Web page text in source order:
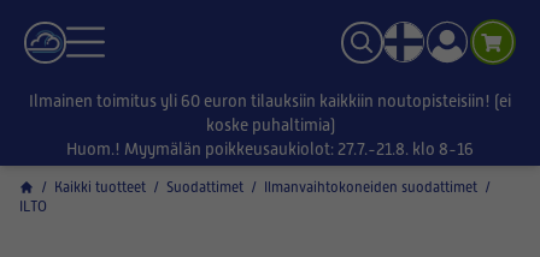
Ilmainen toimitus yli 60 euron tilauksiin kaikkiin noutopisteisiin! (ei
koske puhaltimia)
Huom.! Myymälän poikkeusaukiolot: 27.7.-21.8. klo 8-16
/ Kaikki tuotteet / Suodattimet / Ilmanvaihtokoneiden suodattimet /
ILTO